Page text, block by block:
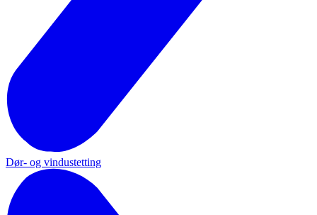
Dør- og vindustetting